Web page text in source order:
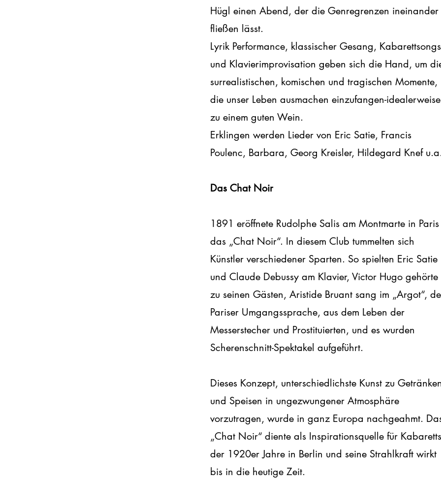
Hügl einen Abend, der die Genregrenzen ineinander
fließen lässt.
Lyrik Performance, klassischer Gesang, Kabarettsongs
und Klavierimprovisation geben sich die Hand, um
surrealistischen, komischen und tragischen Momente,
die unser Leben ausmachen einzufangen-
zu einem guten Wein.
Erklingen werden Lieder von Eric Satie, Francis
Poulenc, Barbara, Georg Kreisler, Hildegard Knef
Das Chat Noir
1891 eröffnete Rudolphe Salis am Montmarte in Paris
das „Chat Noir“. In diesem Club tummelten sich
Künstler verschiedener Sparten. So spielten Eric Satie
und Claude Debussy am Klavier, Victor Hugo gehörte
zu seinen Gästen, Aristide Bruant sang im „Argot“,
Pariser Umgangssprache, aus dem Leben der
Messerstecher und Prostituierten, und es wurden
Scherenschnitt-Spektakel aufgeführt.
Dieses Konzept, unterschiedlichste Kunst zu
und Speisen in ungezwungener Atmosphäre
vorzutragen, wurde in ganz Europa nachgeahmt.
„Chat Noir“ diente als Inspirationsquelle für Kabaretts
der 1920er Jahre in Berlin und seine Strahlkraft wirkt
bis in die heutige Zeit.